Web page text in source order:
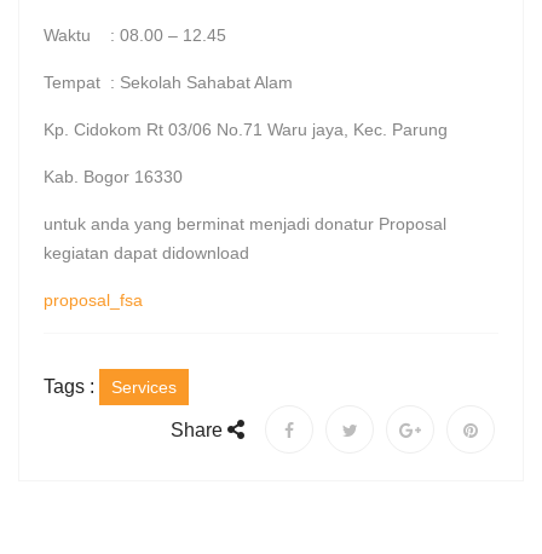
Waktu : 08.00 – 12.45
Tempat : Sekolah Sahabat Alam
Kp. Cidokom Rt 03/06 No.71 Waru jaya, Kec. Parung
Kab. Bogor 16330
untuk anda yang berminat menjadi donatur Proposal
kegiatan dapat didownload
proposal_fsa
Tags : Services
Share